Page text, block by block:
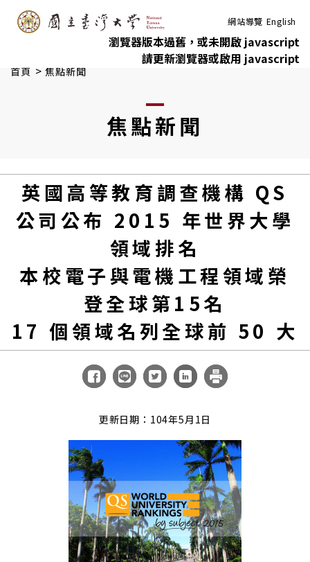
跳到主要內容 網站導覽 English
瀏覽器版本過舊，或未開啟 javascript
請更新瀏覽器或啟用 javascript
首頁 > 焦點新聞
焦點新聞
英國高等教育調查機構 QS
公司公布 2015 年世界大學
領域排名
本校電子與電機工程領域榮
登全球第15名
17 個領域名列全球前 50 大
更新日期：104年5月1日